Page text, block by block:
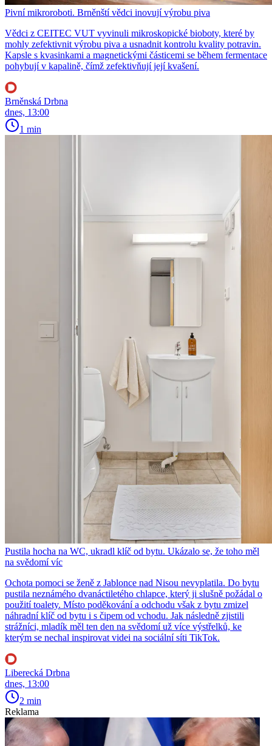
Pivní mikroroboti. Brněnští vědci inovují výrobu piva
Vědci z CEITEC VUT vyvinuli mikroskopické bioboty, které by
mohly zefektivnit výrobu piva a usnadnit kontrolu kvality potravin.
Kapsle s kvasinkami a magnetickými částicemi se během fermentace
pohybují v kapalině, čímž zefektivňují její kvašení.
Brněnská Drbna
dnes, 13:00
1 min
Pustila hocha na WC, ukradl klíč od bytu. Ukázalo se, že toho měl
na svědomí víc
Ochota pomoci se ženě z Jablonce nad Nisou nevyplatila. Do bytu
pustila neznámého dvanáctiletého chlapce, který ji slušně požádal o
použití toalety. Místo poděkování a odchodu však z bytu zmizel
náhradní klíč od bytu i s čipem od vchodu. Jak následně zjistili
strážníci, mladík měl ten den na svědomí už více výstřelků, ke
kterým se nechal inspirovat videi na sociální síti TikTok.
Liberecká Drbna
dnes, 13:00
2 min
Reklama